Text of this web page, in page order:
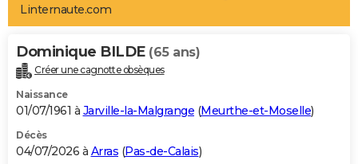
Art de vivre
Bien-être
Loisirs
Mode
Modes de vie
Alimentation
Guide de la santé
Maladies
Médicaments
Sommeil
VOYAGE
Destinations
City break
Voyage nature
Voyage de noces
Forum
Climat
+PHOTO
GUIDES D'ACHAT
BONS PLANS
Linternaute.com
Dominique BILDE (65 ans)
Créer une cagnotte obsèques
Naissance
01/07/1961 à Jarville-la-Malgrange (Meurthe-et-Moselle)
Décès
04/07/2026 à Arras (Pas-de-Calais)